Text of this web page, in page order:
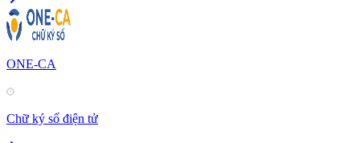
ONE-CA
Chữ ký số điện tử